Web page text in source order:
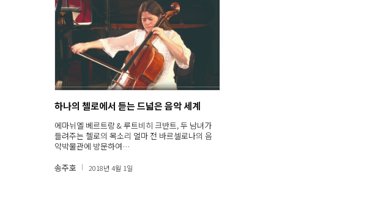
하나의 첼로에서 듣는 드넓은 음악 세계
에마뉘엘 베르트랑 & 루트비히 크반트, 두 남녀가
들려주는 첼로의 목소리 얼마 전 바르셀로나의 음
악박물관에 방문하여…
송주호
2018년 4월 1일